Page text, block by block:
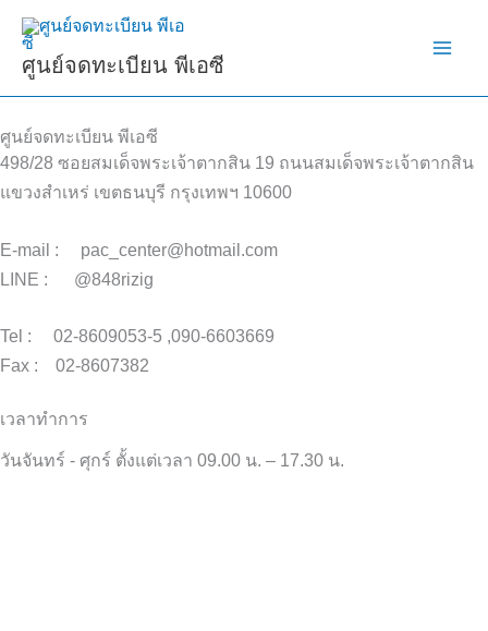
Skip
content
ศูนย์จดทะเบียน พีเอซี
ศูนย์จดทะเบียน พีเอซี
498/28 ซอยสมเด็จพระเจ้าตากสิน 19 ถนนสมเด็จพระเจ้าตากสิน
แขวงสำเหร่ เขตธนบุรี กรุงเทพฯ 10600
E-mail : pac_center@hotmail.com
LINE : @848rizig
Tel : 02-8609053-5 ,090-6603669
Fax : 02-8607382
เวลาทำการ
วันจันทร์ - ศุกร์ ตั้งแต่เวลา 09.00 น. – 17.30 น.